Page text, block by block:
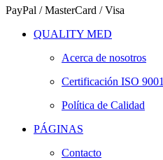
PayPal / MasterCard / Visa
QUALITY MED
Acerca de nosotros
Certificación ISO 9001
Política de Calidad
PÁGINAS
Contacto